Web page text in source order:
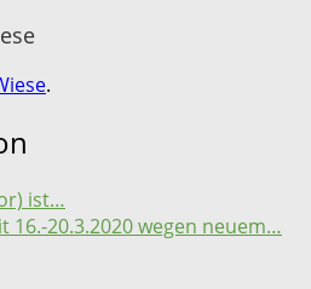
.
ist…
16.-20.3.2020 wegen neuem…